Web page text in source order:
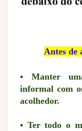
Antes de
• Manter
informal com
acolhedor.
• Ter todo o